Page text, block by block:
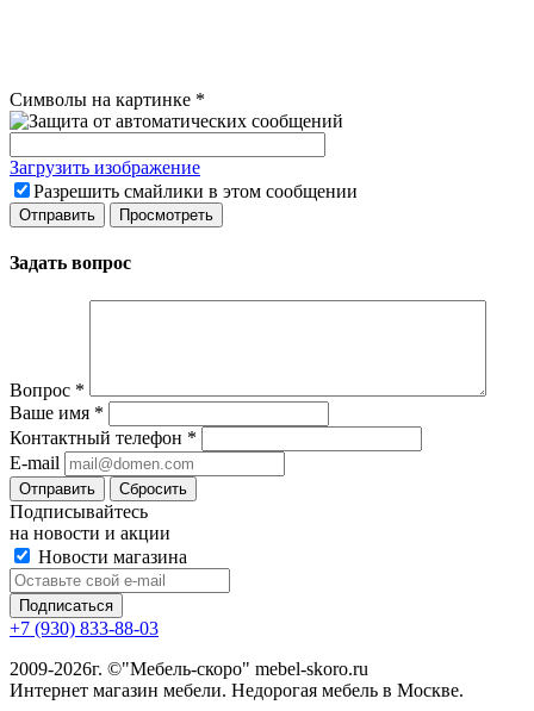
Символы на картинке *
Загрузить изображение
Разрешить смайлики в этом сообщении
Задать вопрос
Вопрос *
Ваше имя *
Контактный телефон *
E-mail
Сбросить
Подписывайтесь
на новости и акции
Новости магазина
+7 (930) 833-88-03
2009-2026г. ©"Мебель-скоро" mebel-skoro.ru
Интернет магазин мебели. Недорогая мебель в Москве.